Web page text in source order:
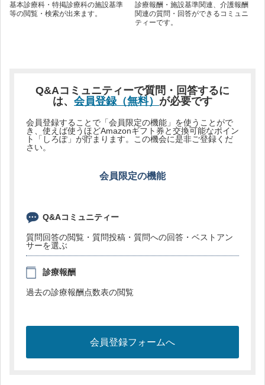
基本診療科・特掲診療科の施設基準
等の閲覧・検索が出来ます。
診療報酬・施設基準関連、介護報酬
関連の質問・回答ができるコミュニ
ティーです。
Q&Aコミュニティーで質問・回答するに
は、 会員登録（無料） が必要です
会員登録することで「会員限定の機能」を使うことがで
き、使えば使うほどAmazonギフト券と交換可能なポイン
ト「しろぽ」が貯まります。この機会に是非ご登録くだ
さい。
会員限定の機能
Q&Aコミュニティー
質問回答の閲覧・質問投稿・質問への回答・ベストアン
サーを選ぶ
診療報酬
過去の診療報酬点数表の閲覧
会員登録フォームへ